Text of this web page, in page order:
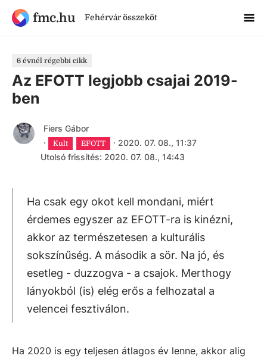
fmc.hu Fehérvár összeköt
6 évnél régebbi cikk
Az EFOTT legjobb csajai 2019-
ben
Fiers Gábor
·
Kult EFOTT · 2020. 07. 08., 11:37
Utolsó frissítés: 2020. 07. 08., 14:43
Ha csak egy okot kell mondani, miért
érdemes egyszer az EFOTT-ra is kinézni,
akkor az természetesen a kulturális
sokszínűség. A második a sör. Na jó, és
esetleg - duzzogva - a csajok. Merthogy
lányokból (is) elég erős a felhozatal a
velencei fesztiválon.
Ha 2020 is egy teljesen átlagos év lenne, akkor alig